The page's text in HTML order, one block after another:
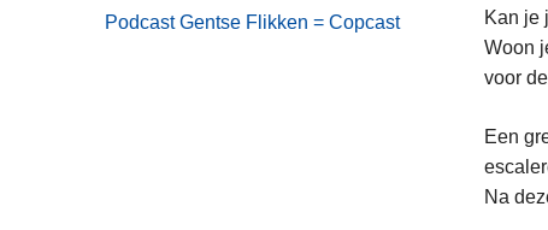
Podcast Gentse Flikken = Copcast
Kan je
Woon
voor
Een
Na